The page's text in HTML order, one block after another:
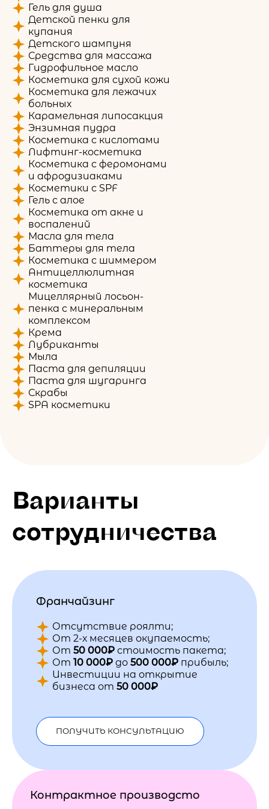
Гель для душа
Детской пенки для
купания
Детского шампуня
Средства для массажа
Гидрофильное масло
Косметика для сухой кожи
Косметика для лежачих
больных
Карамельная липосакция
Энзимная пудра
Косметика с кислотами
Лифтинг-косметика
Косметика с феромонами
и афродизиаками
Косметики с SPF
Гель с алое
Косметика от акне и
воспалений
Масла для тела
Баттеры для тела
Косметика с шиммером
Антицеллюлитная
косметика
Мицеллярный лосьон-
пенка с минеральным
комплексом
Крема
Лубриканты
Мыла
Паста для депиляции
Паста для шугаринга
Скрабы
SPA косметики
Варианты
сотрудничества
Франчайзинг
Отсутствие роялти;
От 2-х месяцев окупаемость;
От 50 000₽ стоимость пакета;
От 10 000₽ до 500 000₽ прибыль;
Инвестиции на открытие
бизнеса от 50 000₽
ПОЛУЧИТЬ КОНСУЛЬТАЦИЮ
Контрактное производсто